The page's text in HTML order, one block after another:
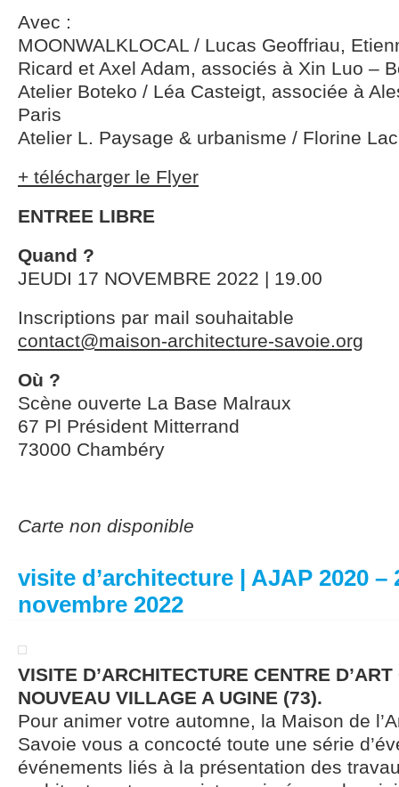
Avec :
MOONWALKLOCAL / Lucas Geoffriau,
Ricard et Axel Adam, associés à Xin Luo –
Atelier Boteko / Léa Casteigt, associée à
Paris
Atelier L. Paysage & urbanisme / Florine
+ télécharger le Flyer
ENTREE LIBRE
Quand ?
JEUDI 17 NOVEMBRE 2022 | 19.00
Inscriptions par mail souhaitable
contact@maison-architecture-savoie.org
Où ?
Scène ouverte La Base Malraux
67 Pl Président Mitterrand
73000 Chambéry
Carte non disponible
visite d’architecture | AJAP 2020 –
novembre 2022
VISITE D’ARCHITECTURE CENTRE
NOUVEAU VILLAGE A UGINE (73).
Pour animer votre automne, la Maison de
Savoie vous a concocté toute une série
événements liés à la présentation des